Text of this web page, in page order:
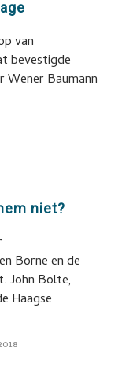
van
bevestigde
Baumann
niet?
Borne en de
John Bolte,
Haagse